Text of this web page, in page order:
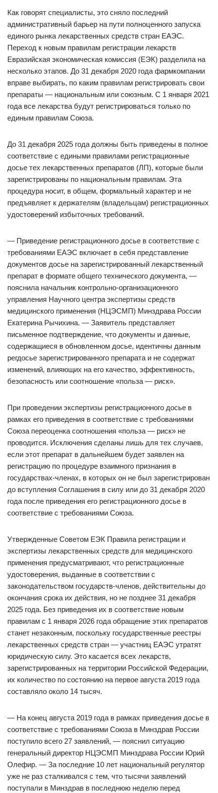
Как говорят специалисты, это сняло последний
административный барьер на пути полноценного запуска
единого рынка лекарственных средств стран ЕАЭС.
Переход к новым правилам регистрации лекарств
Евразийская экономическая комиссия (ЕЭК) разделила на
несколько этапов. До 31 декабря 2020 года фармкомпании
вправе выбирать, по каким правилам регистрировать свои
препараты — национальным или союзным. С 1 января 2021
года все лекарства будут регистрироваться только по
единым правилам Союза.
До 31 декабря 2025 года должны быть приведены в полное
соответствие с едиными правилами регистрационные
досье тех лекарственных препаратов (ЛП), которые были
зарегистрированы по национальным правилам. Эта
процедура носит, в общем, формальный характер и не
предъявляет к держателям (владельцам) регистрационных
удостоверений избыточных требований.
— Приведение регистрационного досье в соответствие с
требованиями ЕАЭС включает в себя представление
документов досье на зарегистрированный лекарственный
препарат в формате общего технического документа, —
пояснила начальник контрольно-организационного
управления Научного центра экспертизы средств
медицинского применения (НЦЭСМП) Минздрава России
Екатерина Рычихина. — Заявитель представляет
письменное подтверждение, что документы и данные,
содержащиеся в обновленном досье, идентичны данным
регдосье зарегистрированного препарата и не содержат
изменений, влияющих на его качество, эффективность,
безопасность или соотношение «польза — риск».
При проведении экспертизы регистрационного досье в
рамках его приведения в соответствие с требованиями
Союза переоценка соотношения «польза — риск» не
проводится. Исключения сделаны лишь для тех случаев,
если этот препарат в дальнейшем будет заявлен на
регистрацию по процедуре взаимного признания в
государствах-членах, в которых он не был зарегистрирован
до вступления Соглашения в силу или до 31 декабря 2020
года после приведения его регистрационного досье в
соответствие с требованиями Союза.
Утвержденные Советом ЕЭК Правила регистрации и
экспертизы лекарственных средств для медицинского
применения предусматривают, что регистрационные
удостоверения, выданные в соответствии с
законодательством государств-членов, действительны до
окончания срока их действия, но не позднее 31 декабря
2025 года. Без приведения их в соответствие новым
правилам с 1 января 2026 года обращение этих препаратов
станет незаконным, поскольку государственные реестры
лекарственных средств стран — участниц ЕАЭС утратят
юридическую силу. Это касается всех лекарств,
зарегистрированных на территории Российской Федерации,
их количество по состоянию на первое августа 2019 года
составляло около 14 тысяч.
— На конец августа 2019 года в рамках приведения досье в
соответствие с требованиями Союза в Минздрав России
поступило всего 27 заявлений, — пояснил ситуацию
генеральный директор НЦЭСМП Минздрава России Юрий
Олефир. — За последние 10 лет национальный регулятор
уже не раз сталкивался с тем, что тысячи заявлений
поступали в Минздрав в последнюю неделю перед